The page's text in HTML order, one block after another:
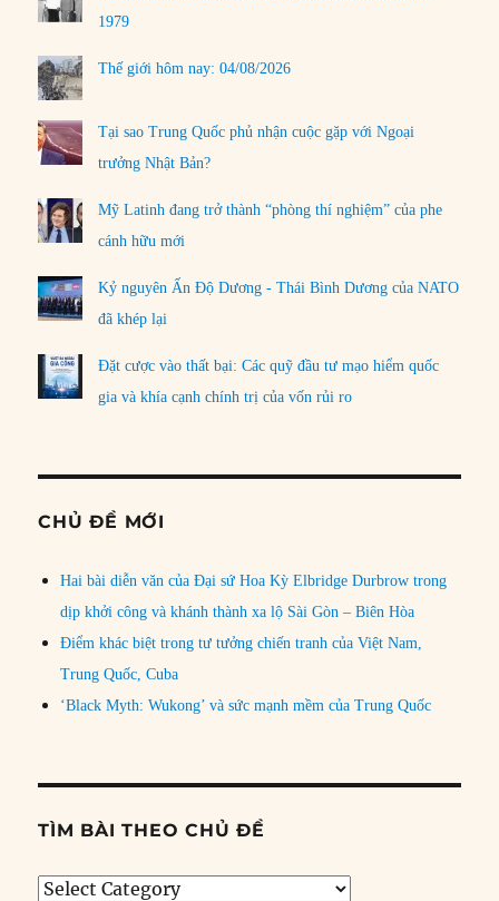
1979
Thế giới hôm nay: 04/08/2026
Tại sao Trung Quốc phủ nhận cuộc gặp với Ngoại
trưởng Nhật Bản?
Mỹ Latinh đang trở thành “phòng thí nghiệm” của phe
cánh hữu mới
Kỷ nguyên Ấn Độ Dương - Thái Bình Dương của NATO
đã khép lại
Đặt cược vào thất bại: Các quỹ đầu tư mạo hiểm quốc
gia và khía cạnh chính trị của vốn rủi ro
CHỦ ĐỀ MỚI
Hai bài diễn văn của Đại sứ Hoa Kỳ Elbridge Durbrow trong
dịp khởi công và khánh thành xa lộ Sài Gòn – Biên Hòa
Điểm khác biệt trong tư tưởng chiến tranh của Việt Nam,
Trung Quốc, Cuba
‘Black Myth: Wukong’ và sức mạnh mềm của Trung Quốc
TÌM BÀI THEO CHỦ ĐỀ
Tìm